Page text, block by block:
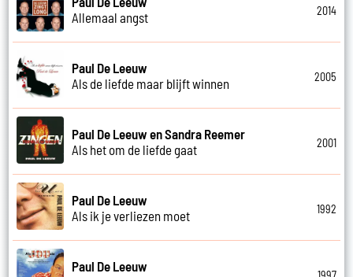
Allemaal angst
2014
Paul De Leeuw
Als de liefde maar blijft winnen
2005
Paul De Leeuw en Sandra Reemer
Als het om de liefde gaat
2001
Paul De Leeuw
Als ik je verliezen moet
1992
Paul De Leeuw